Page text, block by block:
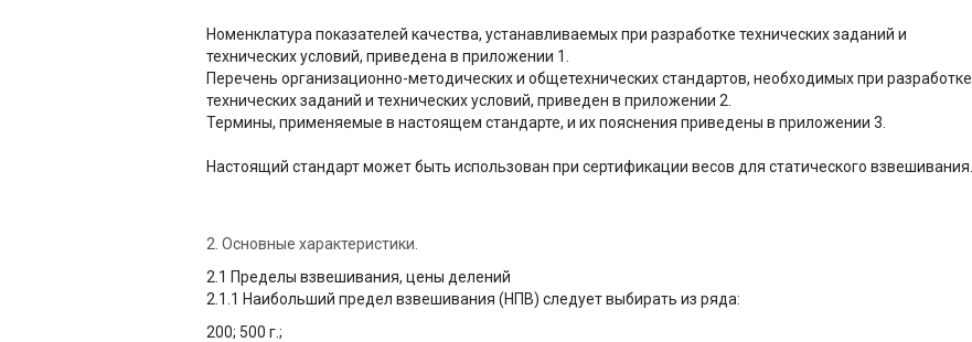
Номенклатура показателей качества, устанавливаемых при разработке технических заданий и
технических условий, приведена в приложении 1.
Перечень организационно-методических и общетехнических стандартов, необходимых при разработке
технических заданий и технических условий, приведен в приложении 2.
Термины, применяемые в настоящем стандарте, и их пояснения приведены в приложении 3.
Настоящий стандарт может быть использован при сертификации весов для статического взвешивания.
2. Основные характеристики.
2.1 Пределы взвешивания, цены делений
2.1.1 Наибольший предел взвешивания (НПВ) следует выбирать из ряда:
200; 500 г.;